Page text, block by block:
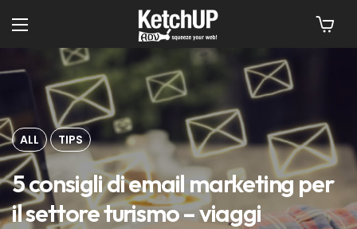
ALL TIPS
5 consigli di email marketing per
il settore turismo – viaggi